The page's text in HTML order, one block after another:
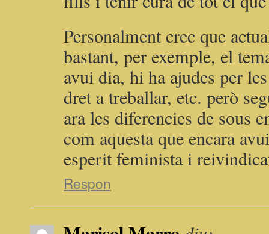
Personalment crec que
bastant, per exemple, el
avui dia, hi ha ajudes per
dret a treballar, etc. però
ara les diferencies de sous
com aquesta que encara
esperit feminista i
Respon